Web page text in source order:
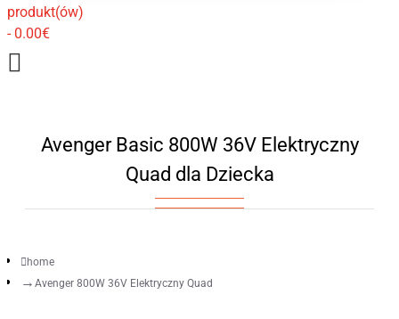
produkt(ów)
- 0.00€
Avenger Basic 800W 36V Elektryczny
Quad dla Dziecka
home
Avenger 800W 36V Elektryczny Quad